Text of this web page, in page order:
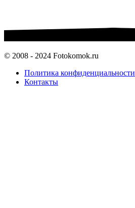
© 2008 - 2024 Fotokomok.ru
Политика конфиденциальности
Контакты